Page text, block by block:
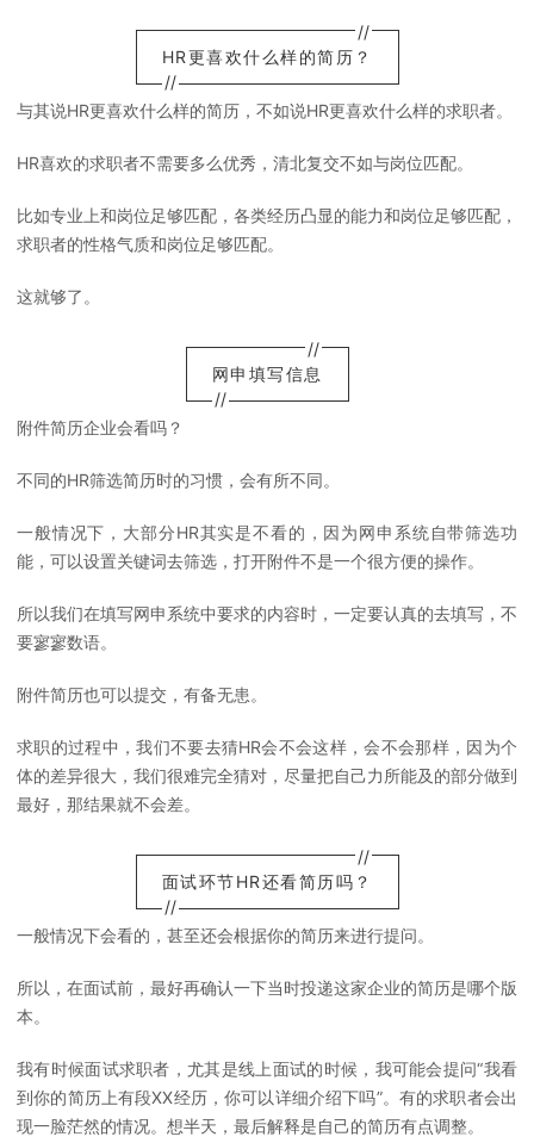
//
HR更喜欢什么样的简历？
//
与其说HR更喜欢什么样的简历，不如说HR更喜欢什么样的求职者。
HR喜欢的求职者不需要多么优秀，清北复交不如与岗位匹配。
比如专业上和岗位足够匹配，各类经历凸显的能力和岗位足够匹配，
求职者的性格气质和岗位足够匹配。
这就够了。
//
网申填写信息
//
附件简历企业会看吗？
不同的HR筛选简历时的习惯，会有所不同。
一般情况下，大部分HR其实是不看的，因为网申系统自带筛选功
能，可以设置关键词去筛选，打开附件不是一个很方便的操作。
所以我们在填写网申系统中要求的内容时，一定要认真的去填写，不
要寥寥数语。
附件简历也可以提交，有备无患。
求职的过程中，我们不要去猜HR会不会这样，会不会那样，因为个
体的差异很大，我们很难完全猜对，尽量把自己力所能及的部分做到
最好，那结果就不会差。
//
面试环节HR还看简历吗？
//
一般情况下会看的，甚至还会根据你的简历来进行提问。
所以，在面试前，最好再确认一下当时投递这家企业的简历是哪个版
本。
我有时候面试求职者，尤其是线上面试的时候，我可能会提问“我看
到你的简历上有段XX经历，你可以详细介绍下吗”。有的求职者会出
现一脸茫然的情况。想半天，最后解释是自己的简历有点调整。